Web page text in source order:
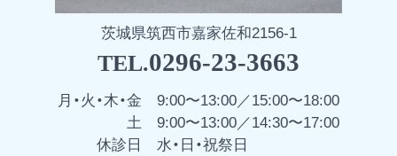
茨城県筑西市嘉家佐和2156-1
TEL.0296-23-3663
月・火・木・金
9:00〜13:00／15:00〜18:00
土
9:00〜13:00／14:30〜17:00
休診日
水・日・祝祭日